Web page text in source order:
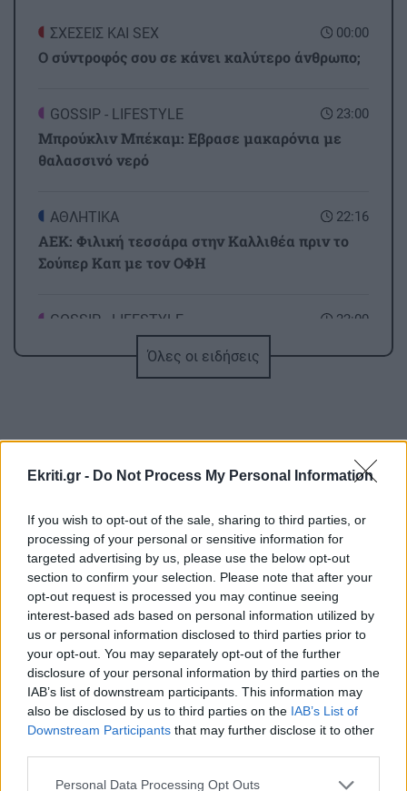
Ekriti.gr - Do Not Process My Personal Information
If you wish to opt-out of the sale, sharing to third parties, or
processing of your personal or sensitive information for
targeted advertising by us, please use the below opt-out
section to confirm your selection. Please note that after your
opt-out request is processed you may continue seeing
interest-based ads based on personal information utilized by
us or personal information disclosed to third parties prior to
your opt-out. You may separately opt-out of the further
disclosure of your personal information by third parties on the
IAB’s list of downstream participants. This information may
also be disclosed by us to third parties on the IAB’s List of
Downstream Participants that may further disclose it to other
Personal Data Processing Opt Outs
00:00
ΣΧΕΣΕΙΣ ΚΑΙ SEX
Ο σύντροφός σου σε κάνει καλύτερο άνθρωπο;
23:00
GOSSIP - LIFESTYLE
Μπρούκλιν Μπέκαμ: Εβρασε μακαρόνια με
θαλασσινό νερό
22:16
ΑΘΛΗΤΙΚΑ
ΑΕΚ: Φιλική τεσσάρα στην Καλλιθέα πριν το
Σούπερ Καπ με τον ΟΦΗ
22:00
GOSSIP - LIFESTYLE
Ριφιφί: Η σειρά του Σωτήρη Τσαφούλια
έρχεται στην ελεύθερη τηλεόραση
Στα ίχνη του μύθου: Η αναπαράσταση του
"Δράκου" και του θερισμού στην Κοζάνη
(βίντεο)
21:46
ΟΙΚΟΝΟΜΙΑ
ΑΑΔΕ: Ποιοι φορολογούμενοι θα λάβουν email
ή τηλεφώνημα για φορολογικές εκκρεμότητες
21:35
ΕΛΛΑΔΑ
Κινηματογραφικός Τουρισμός: Η «Οδύσσεια»
φέρνει εκρηκτική άνοδο στις κρατήσεις
21:22
ΠΟΛΙΤΙΣΜΟΣ
Ναύπλιο: 7ο Φεστιβάλ παραδοσιακών χορών -
Όλες οι ειδήσεις
ΠΕΡΙΣΣΟΤΕΡΑ
ΣΧΕΣΕΙΣ ΚΑΙ SEX
Ο σύντροφός σου σε κάνει καλύτερο
άνθρωπο;